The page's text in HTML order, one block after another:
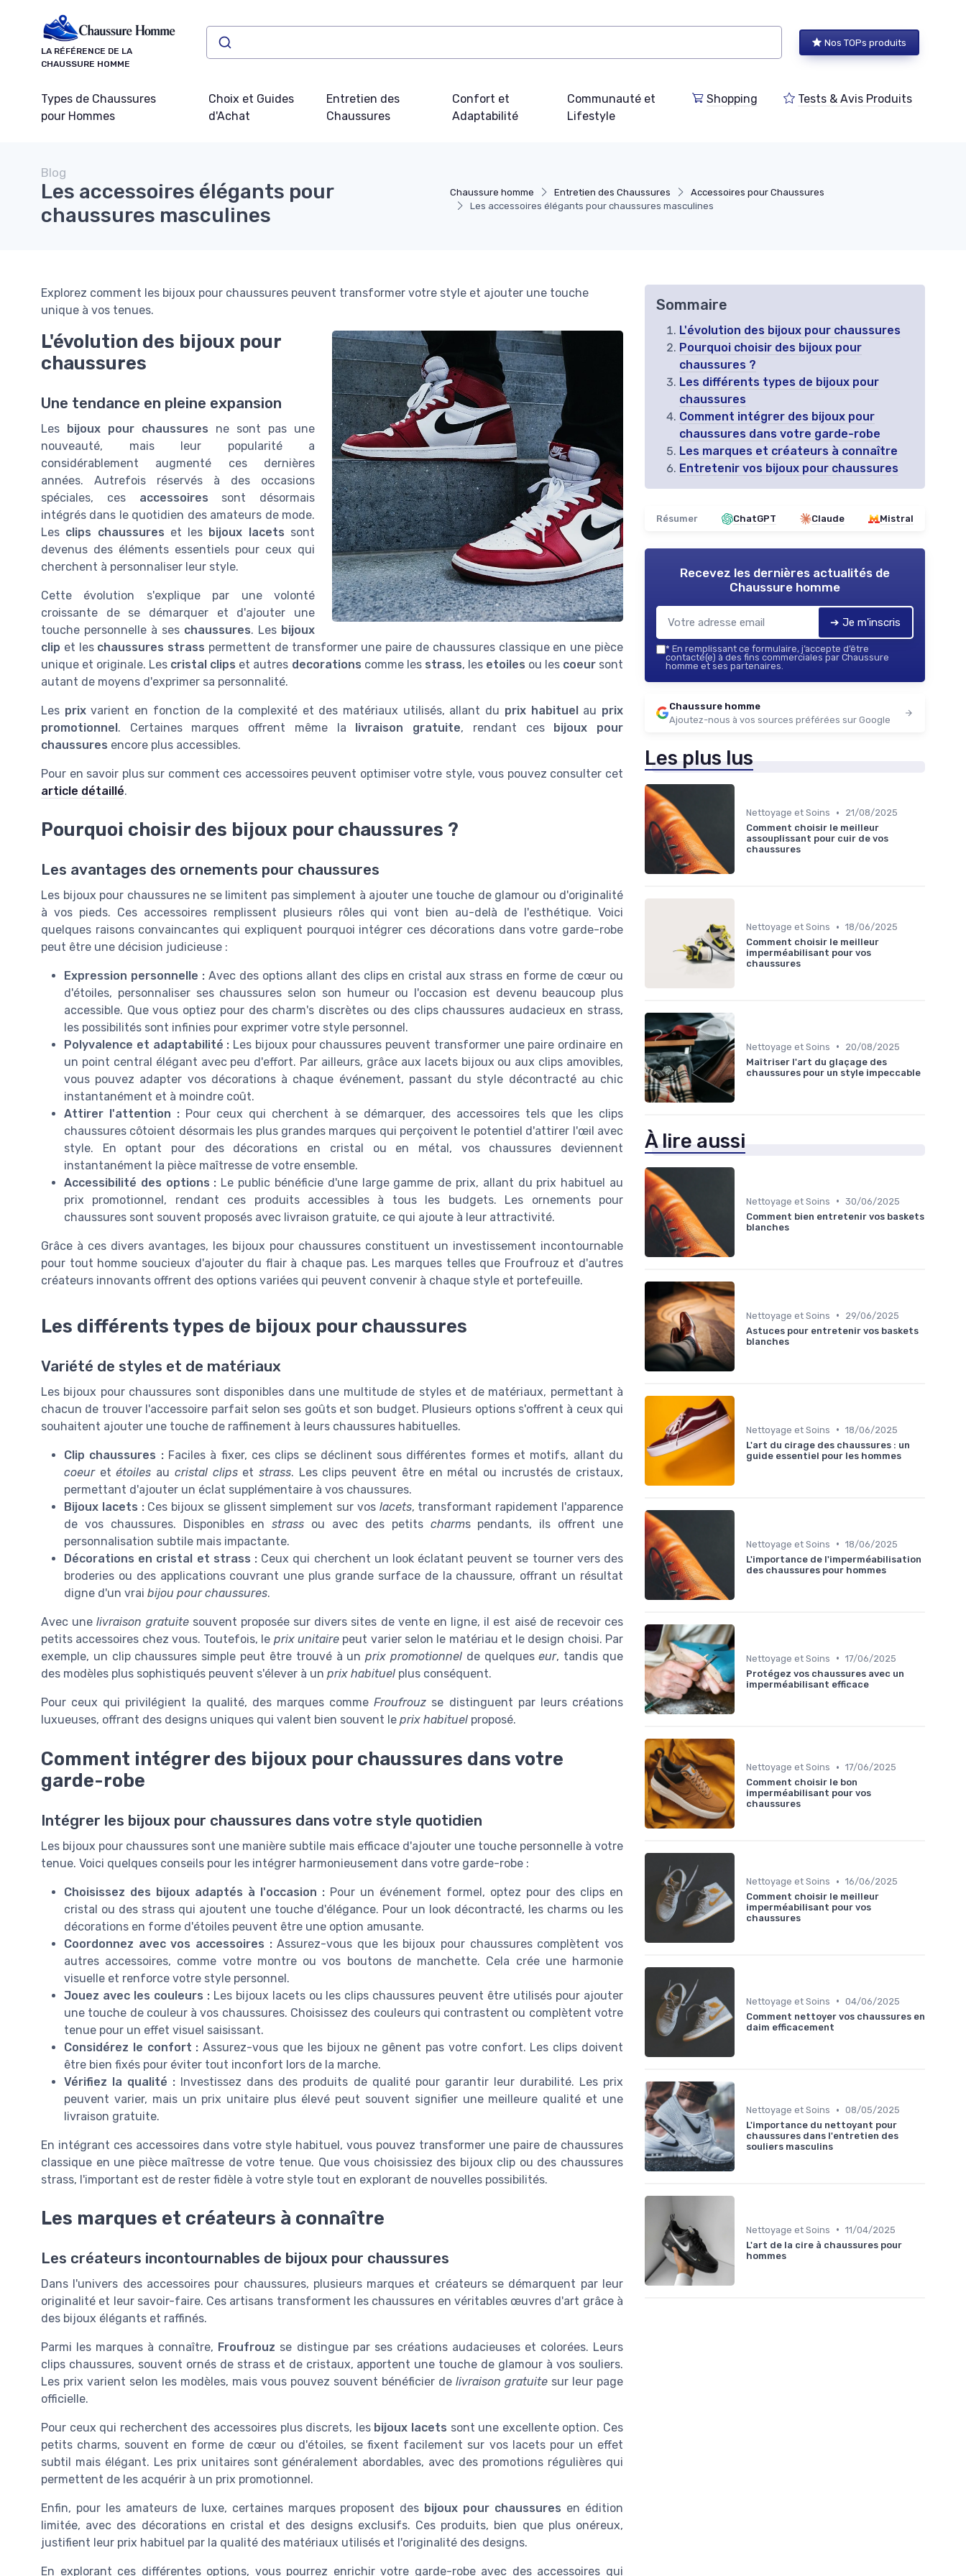
LA RÉFÉRENCE DE LA
CHAUSSURE HOMME
Nos TOPs produits
Types de Chaussures
pour Hommes
Choix et Guides
d'Achat
Entretien des
Chaussures
Confort et
Adaptabilité
Communauté et
Lifestyle
Shopping Tests & Avis Produits
Chaussure homme Entretien des Chaussures
Accessoires pour Chaussures
Les accessoires élégants pour chaussures masculines
Blog
Les accessoires élégants pour
chaussures masculines
Explorez comment les bijoux pour chaussures peuvent transformer votre style et ajouter une touche
unique à vos tenues.
L'évolution des bijoux pour
chaussures
Une tendance en pleine expansion
Les bijoux pour chaussures ne sont pas une
nouveauté, mais leur popularité a
considérablement augmenté ces dernières
années. Autrefois réservés à des occasions
spéciales, ces accessoires sont désormais
intégrés dans le quotidien des amateurs de mode.
Les clips chaussures et les bijoux lacets sont
devenus des éléments essentiels pour ceux qui
cherchent à personnaliser leur style.
Cette évolution s'explique par une volonté
croissante de se démarquer et d'ajouter une
touche personnelle à ses chaussures. Les bijoux
clip et les chaussures strass permettent de transformer une paire de chaussures classique en une pièce
unique et originale. Les cristal clips et autres decorations comme les strass, les etoiles ou les coeur sont
autant de moyens d'exprimer sa personnalité.
Les prixvarient en fonction de la complexité et des matériaux utilisés, allant du prix habituelau prix
promotionnel. Certaines marques offrent même la livraison gratuite, rendant ces bijoux pour
chaussures encore plus accessibles.
Pour en savoir plus sur comment ces accessoires peuvent optimiser votre style, vous pouvez consulter cet
article détaillé.
Pourquoi choisir des bijoux pour chaussures ?
Les avantages des ornements pour chaussures
Les bijoux pour chaussures ne se limitent pas simplement à ajouter une touche de glamour ou d'originalité
à vos pieds. Ces accessoires remplissent plusieurs rôles qui vont bien au-delà de l'esthétique. Voici
quelques raisons convaincantes qui expliquent pourquoi intégrer ces décorations dans votre garde-robe
peut être une décision judicieuse :
Expression personnelle :Avec des options allant des clips en cristal aux strass en forme de cœur ou
d'étoiles, personnaliser ses chaussures selon son humeur ou l'occasion est devenu beaucoup plus
accessible. Que vous optiez pour des charm's discrètes ou des clips chaussures audacieux en strass,
les possibilités sont infinies pour exprimer votre style personnel.
Polyvalence et adaptabilité : Les bijoux pour chaussures peuvent transformer une paire ordinaire en
un point central élégant avec peu d'effort. Par ailleurs, grâce aux lacets bijoux ou aux clips amovibles,
vous pouvez adapter vos décorations à chaque événement, passant du style décontracté au chic
instantanément et à moindre coût.
Attirer l'attention :Pour ceux qui cherchent à se démarquer, des accessoires tels que les clips
chaussures côtoient désormais les plus grandes marques qui perçoivent le potentiel d'attirer l'œil avec
style. En optant pour des décorations en cristal ou en métal, vos chaussures deviennent
instantanément la pièce maîtresse de votre ensemble.
Accessibilité des options : Le public bénéficie d'une large gamme de prix, allant du prix habituel au
prix promotionnel, rendant ces produits accessibles à tous les budgets. Les ornements pour
chaussures sont souvent proposés avec livraison gratuite, ce qui ajoute à leur attractivité.
Grâce à ces divers avantages, les bijoux pour chaussures constituent un investissement incontournable
pour tout homme soucieux d'ajouter du flair à chaque pas. Les marques telles que Froufrouz et d'autres
créateurs innovants offrent des options variées qui peuvent convenir à chaque style et portefeuille.
Les différents types de bijoux pour chaussures
Variété de styles et de matériaux
Les bijoux pour chaussures sont disponibles dans une multitude de styles et de matériaux, permettant à
chacun de trouver l'accessoire parfait selon ses goûts et son budget. Plusieurs options s'offrent à ceux qui
souhaitent ajouter une touche de raffinement à leurs chaussures habituelles.
Clip chaussures :Faciles à fixer, ces clips se déclinent sous différentes formes et motifs, allant du
coeuretétoiles au cristal clipset strass. Les clips peuvent être en métal ou incrustés de cristaux,
permettant d'ajouter un éclat supplémentaire à vos chaussures.
Bijoux lacets :Ces bijoux se glissent simplement sur vos lacets, transformant rapidement l'apparence
de vos chaussures. Disponibles enstrass ou avec des petits charms pendants, ils offrent une
personnalisation subtile mais impactante.
Décorations en cristal et strass :Ceux qui cherchent un look éclatant peuvent se tourner vers des
broderies ou des applications couvrant une plus grande surface de la chaussure, offrant un résultat
digne d'un vrai bijou pour chaussures.
Avec unelivraison gratuitesouvent proposée sur divers sites de vente en ligne, il est aisé de recevoir ces
petits accessoires chez vous. Toutefois, le prix unitaire peut varier selon le matériau et le design choisi. Par
exemple, un clip chaussures simple peut être trouvé à unprix promotionnelde quelqueseur, tandis que
des modèles plus sophistiqués peuvent s'élever à un prix habituel plus conséquent.
Pour ceux qui privilégient la qualité, des marques commeFroufrouz se distinguent par leurs créations
luxueuses, offrant des designs uniques qui valent bien souvent le prix habituel proposé.
Comment intégrer des bijoux pour chaussures dans votre
garde-robe
Intégrer les bijoux pour chaussures dans votre style quotidien
Les bijoux pour chaussures sont une manière subtile mais efficace d'ajouter une touche personnelle à votre
tenue. Voici quelques conseils pour les intégrer harmonieusement dans votre garde-robe :
Choisissez des bijoux adaptés à l'occasion : Pour un événement formel, optez pour des clips en
cristal ou des strass qui ajoutent une touche d'élégance. Pour un look décontracté, les charms ou les
décorations en forme d'étoiles peuvent être une option amusante.
Coordonnez avec vos accessoires :Assurez-vous que les bijoux pour chaussures complètent vos
autres accessoires, comme votre montre ou vos boutons de manchette. Cela crée une harmonie
visuelle et renforce votre style personnel.
Jouez avec les couleurs :Les bijoux lacets ou les clips chaussures peuvent être utilisés pour ajouter
une touche de couleur à vos chaussures. Choisissez des couleurs qui contrastent ou complètent votre
tenue pour un effet visuel saisissant.
Considérez le confort : Assurez-vous que les bijoux ne gênent pas votre confort. Les clips doivent
être bien fixés pour éviter tout inconfort lors de la marche.
Vérifiez la qualité : Investissez dans des produits de qualité pour garantir leur durabilité. Les prix
peuvent varier, mais un prix unitaire plus élevé peut souvent signifier une meilleure qualité et une
livraison gratuite.
En intégrant ces accessoires dans votre style habituel, vous pouvez transformer une paire de chaussures
classique en une pièce maîtresse de votre tenue. Que vous choisissiez des bijoux clip ou des chaussures
strass, l'important est de rester fidèle à votre style tout en explorant de nouvelles possibilités.
Les marques et créateurs à connaître
Les créateurs incontournables de bijoux pour chaussures
Dans l'univers des accessoires pour chaussures, plusieurs marques et créateurs se démarquent par leur
originalité et leur savoir-faire. Ces artisans transforment les chaussures en véritables œuvres d'art grâce à
des bijoux élégants et raffinés.
Parmi les marques à connaître, Froufrouz se distingue par ses créations audacieuses et colorées. Leurs
clips chaussures, souvent ornés de strass et de cristaux, apportent une touche de glamour à vos souliers.
Les prix varient selon les modèles, mais vous pouvez souvent bénéficier de livraison gratuite sur leur page
officielle.
Pour ceux qui recherchent des accessoires plus discrets, les bijoux lacets sont une excellente option. Ces
petits charms, souvent en forme de cœur ou d'étoiles, se fixent facilement sur vos lacets pour un effet
subtil mais élégant. Les prix unitaires sont généralement abordables, avec des promotions régulières qui
permettent de les acquérir à un prix promotionnel.
Enfin, pour les amateurs de luxe, certaines marques proposent des bijoux pour chaussures en édition
limitée, avec des décorations en cristal et des designs exclusifs. Ces produits, bien que plus onéreux,
justifient leur prix habituel par la qualité des matériaux utilisés et l'originalité des designs.
En explorant ces différentes options, vous pourrez enrichir votre garde-robe avec des accessoires qui
Sommaire
L'évolution des bijoux pour chaussures
Pourquoi choisir des bijoux pour
chaussures ?
Les différents types de bijoux pour
chaussures
Comment intégrer des bijoux pour
chaussures dans votre garde-robe
Les marques et créateurs à connaître
Entretenir vos bijoux pour chaussures
Résumer ChatGPT Claude Mistral
Recevez les dernières actualités de
Chaussure homme
➔ Je m'inscris
* En remplissant ce formulaire, j’accepte d’être
contacté(e) à des fins commerciales par Chaussure
homme et ses partenaires.
Chaussure homme
Ajoutez-nous à vos sources préférées sur Google
Les plus lus
Nettoyage et Soins •
21/08/2025
Comment choisir le meilleur
assouplissant pour cuir de vos
chaussures
Nettoyage et Soins • 18/06/2025
Comment choisir le meilleur
imperméabilisant pour vos
chaussures
Nettoyage et Soins •
20/08/2025
Maîtriser l'art du glaçage des
chaussures pour un style impeccable
À lire aussi
Nettoyage et Soins • 30/06/2025
Comment bien entretenir vos baskets
blanches
Nettoyage et Soins •
29/06/2025
Astuces pour entretenir vos baskets
blanches
Nettoyage et Soins • 18/06/2025
L'art du cirage des chaussures : un
guide essentiel pour les hommes
Nettoyage et Soins • 18/06/2025
L'importance de l'imperméabilisation
des chaussures pour hommes
Nettoyage et Soins • 17/06/2025
Protégez vos chaussures avec un
imperméabilisant efficace
Nettoyage et Soins • 17/06/2025
Comment choisir le bon
imperméabilisant pour vos
chaussures
Nettoyage et Soins • 16/06/2025
Comment choisir le meilleur
imperméabilisant pour vos
chaussures
Nettoyage et Soins • 04/06/2025
Comment nettoyer vos chaussures en
daim efficacement
Nettoyage et Soins • 08/05/2025
L'importance du nettoyant pour
chaussures dans l'entretien des
souliers masculins
Nettoyage et Soins • 11/04/2025
L'art de la cire à chaussures pour
hommes